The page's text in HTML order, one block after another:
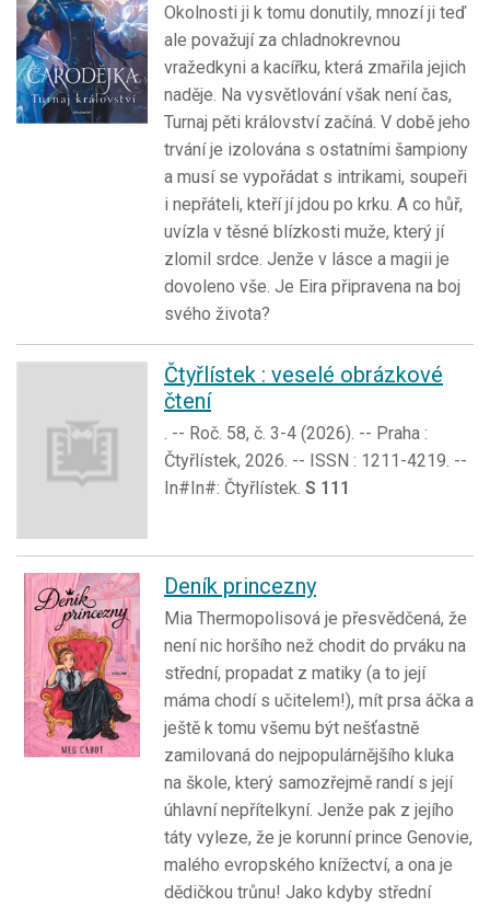
Okolnosti ji k tomu donutily, mnozí ji teď
ale považují za chladnokrevnou
vražedkyni a kacířku, která zmařila jejich
naděje. Na vysvětlování však není čas,
Turnaj pěti království začíná. V době jeho
trvání je izolována s ostatními šampiony
a musí se vypořádat s intrikami, soupeři
i nepřáteli, kteří jí jdou po krku. A co hůř,
uvízla v těsné blízkosti muže, který jí
zlomil srdce. Jenže v lásce a magii je
dovoleno vše. Je Eira připravena na boj
svého života?
Čtyřlístek : veselé obrázkové
čtení
. -- Roč. 58, č. 3-4 (2026). -- Praha :
Čtyřlístek, 2026. -- ISSN : 1211-4219. --
In#In#: Čtyřlístek. S 111
Deník princezny
Mia Thermopolisová je přesvědčená, že
není nic horšího než chodit do prváku na
střední, propadat z matiky (a to její
máma chodí s učitelem!), mít prsa áčka a
ještě k tomu všemu být nešťastně
zamilovaná do nejpopulárnějšího kluka
na škole, který samozřejmě randí s její
úhlavní nepřítelkyní. Jenže pak z jejího
táty vyleze, že je korunní prince Genovie,
malého evropského knížectví, a ona je
dědičkou trůnu! Jako kdyby střední